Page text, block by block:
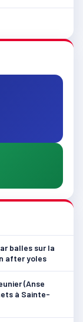
balles sur la
after yoles
(Anse
à Sainte-